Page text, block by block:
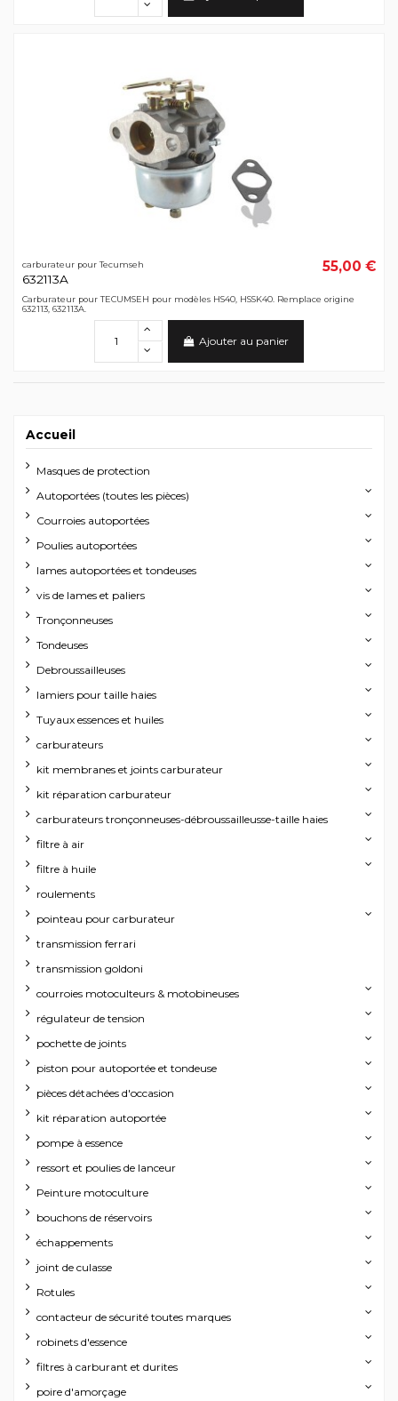
carburateur pour Tecumseh
632113A
55,00 €
Carburateur pour TECUMSEH pour modèles HS40, HSSK40. Remplace origine
632113, 632113A.
Ajouter au panier
Accueil
Masques de protection
Autoportées (toutes les pièces)
Courroies autoportées
Poulies autoportées
lames autoportées et tondeuses
vis de lames et paliers
Tronçonneuses
Tondeuses
Debroussailleuses
lamiers pour taille haies
Tuyaux essences et huiles
carburateurs
kit membranes et joints carburateur
kit réparation carburateur
carburateurs tronçonneuses-débroussailleusse-taille haies
filtre à air
filtre à huile
roulements
pointeau pour carburateur
transmission ferrari
transmission goldoni
courroies motoculteurs & motobineuses
régulateur de tension
pochette de joints
piston pour autoportée et tondeuse
pièces détachées d'occasion
kit réparation autoportée
pompe à essence
ressort et poulies de lanceur
Peinture motoculture
bouchons de réservoirs
échappements
joint de culasse
Rotules
contacteur de sécurité toutes marques
robinets d'essence
filtres à carburant et durites
poire d'amorçage